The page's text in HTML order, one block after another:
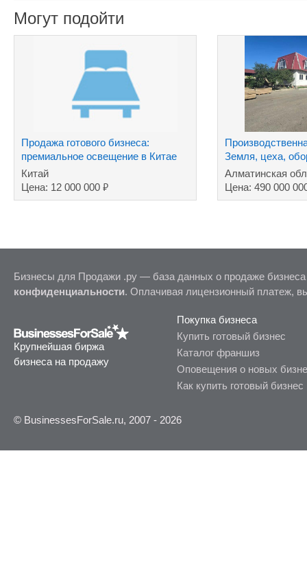
Могут подойти
Продажа готового бизнеса:
премиальное освещение в Китае
Китай
Цена: 12 000 000 ₽
Земля, цеха,
Промпарк.
Алматинская
Цена: 490 000
Бизнесы для Продажи .ру — база данных о продаже
конфиденциальности. Оплачивая лицензионный платеж,
Крупнейшая биржа
бизнеса на продажу
Покупка бизнеса
Купить готовый бизнес
Каталог франшиз
Оповещения о новых
Как купить готовый бизнес
© BusinessesForSale.ru, 2007 - 2026